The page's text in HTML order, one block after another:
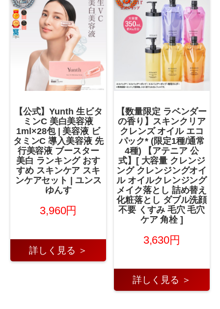
【公式】Yunth 生ビタ
ミンC 美白美容液
1ml×28包 | 美容液 ビ
タミンC 導入美容液 先
行美容液 ブースター
美白 ランキング おす
すめ スキンケア スキ
ンケアセット | ユンス
ゆんす
3,960円
詳しく見る ＞
【数量限定 ラベンダー
の香り】スキンクリア
クレンズ オイル エコ
パック* (限定1種/通常
4種) 【アテニア 公
式】[ 大容量 クレンジ
ング クレンジングオイ
ル オイルクレンジング
メイク落とし 詰め替え
化粧落とし ダブル洗顔
不要 くすみ 毛穴 毛穴
ケア 角栓 ]
3,630円
詳しく見る ＞